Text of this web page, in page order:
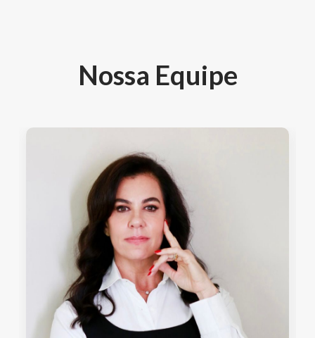
Nossa Equipe